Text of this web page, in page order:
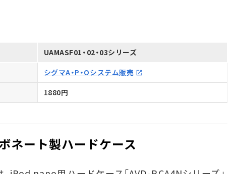
UAMASF01・02・03シリーズ
シグマA・P・Oシステム販売
1880円
ネート製ハードケース